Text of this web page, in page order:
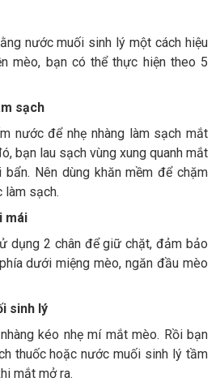
nước muối sinh lý một cách hiệu
mèo, bạn có thể thực hiện theo 5
sạch
nước để nhẹ nhàng làm sạch mắt
bạn lau sạch vùng xung quanh mắt
Nên dùng khăn mềm để chặm
làm sạch.
mái
dụng 2 chân để giữ chặt, đảm bảo
dưới miệng mèo, ngăn đầu mèo
sinh lý
kéo nhẹ mí mắt mèo. Rồi bạn
thuốc hoặc nước muối sinh lý tầm
mắt mở ra.